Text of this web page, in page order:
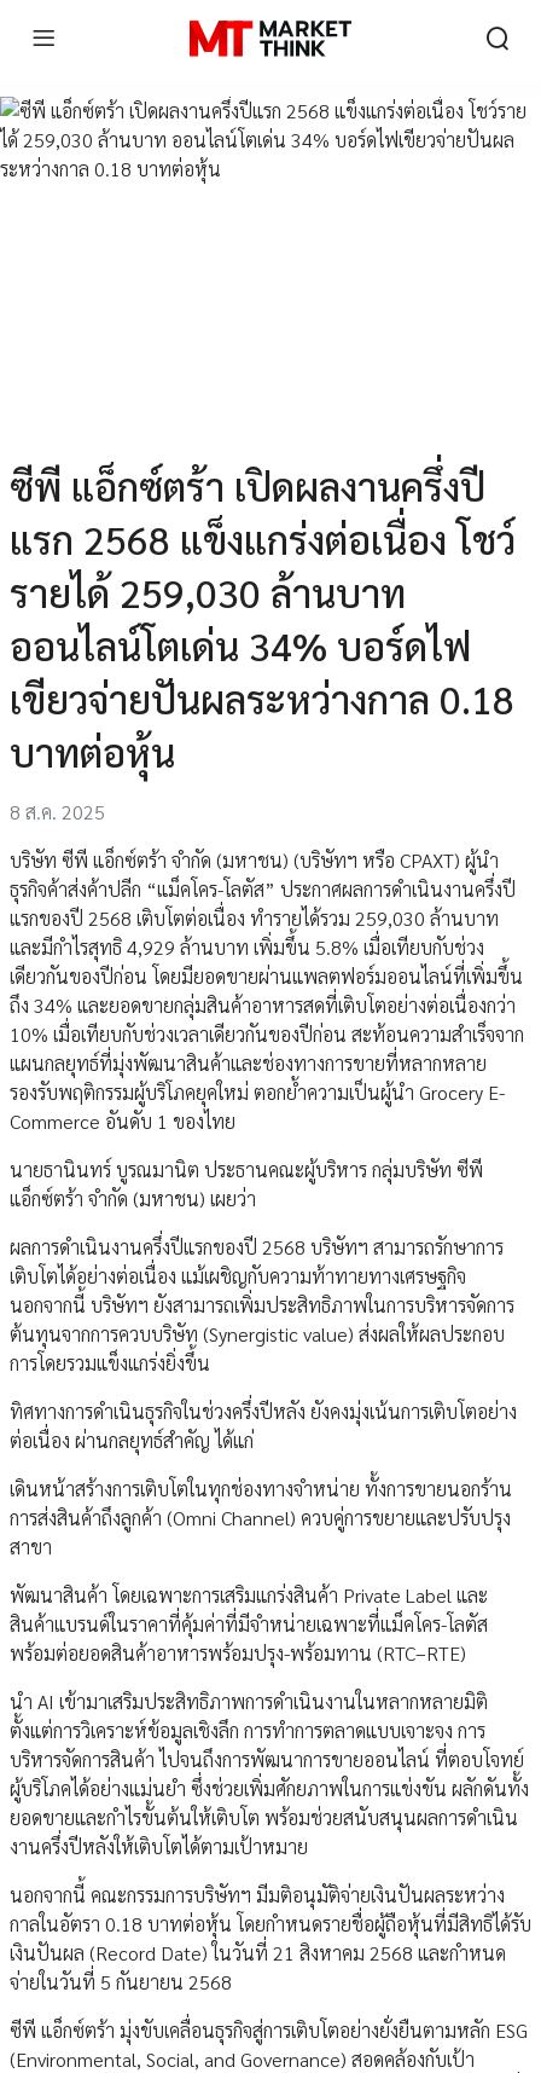
ซีพี แอ็กซ์ตร้า เปิดผลงานครึ่งปี
แรก 2568 แข็งแกร่งต่อเนื่อง โชว์
รายได้ 259,030 ล้านบาท
ออนไลน์โตเด่น 34% บอร์ดไฟ
เขียวจ่ายปันผลระหว่างกาล 0.18
บาทต่อหุ้น
8 ส.ค. 2025
บริษัท ซีพี แอ็กซ์ตร้า จำกัด (มหาชน) (บริษัทฯ หรือ CPAXT) ผู้นำ
ธุรกิจค้าส่งค้าปลีก “แม็คโคร-โลตัส” ประกาศผลการดำเนินงานครึ่งปี
แรกของปี 2568 เติบโตต่อเนื่อง ทำรายได้รวม 259,030 ล้านบาท
และมีกำไรสุทธิ 4,929 ล้านบาท เพิ่มขึ้น 5.8% เมื่อเทียบกับช่วง
เดียวกันของปีก่อน โดยมียอดขายผ่านแพลตฟอร์มออนไลน์ที่เพิ่มขึ้น
ถึง 34% และยอดขายกลุ่มสินค้าอาหารสดที่เติบโตอย่างต่อเนื่องกว่า
10% เมื่อเทียบกับช่วงเวลาเดียวกันของปีก่อน สะท้อนความสำเร็จจาก
แผนกลยุทธ์ที่มุ่งพัฒนาสินค้าและช่องทางการขายที่หลากหลาย
รองรับพฤติกรรมผู้บริโภคยุคใหม่ ตอกย้ำความเป็นผู้นำ Grocery E-
Commerce อันดับ 1 ของไทย
นายธานินทร์ บูรณมานิต ประธานคณะผู้บริหาร กลุ่มบริษัท ซีพี
แอ็กซ์ตร้า จำกัด (มหาชน) เผยว่า
ผลการดำเนินงานครึ่งปีแรกของปี 2568 บริษัทฯ สามารถรักษาการ
เติบโตได้อย่างต่อเนื่อง แม้เผชิญกับความท้าทายทางเศรษฐกิจ
นอกจากนี้ บริษัทฯ ยังสามารถเพิ่มประสิทธิภาพในการบริหารจัดการ
ต้นทุนจากการควบบริษัท (Synergistic value) ส่งผลให้ผลประกอบ
การโดยรวมแข็งแกร่งยิ่งขึ้น
ทิศทางการดำเนินธุรกิจในช่วงครึ่งปีหลัง ยังคงมุ่งเน้นการเติบโตอย่าง
ต่อเนื่อง ผ่านกลยุทธ์สำคัญ ได้แก่
เดินหน้าสร้างการเติบโตในทุกช่องทางจำหน่าย ทั้งการขายนอกร้าน
การส่งสินค้าถึงลูกค้า (Omni Channel) ควบคู่การขยายและปรับปรุง
สาขา
พัฒนาสินค้า โดยเฉพาะการเสริมแกร่งสินค้า Private Label และ
สินค้าแบรนด์ในราคาที่คุ้มค่าที่มีจำหน่ายเฉพาะที่แม็คโคร-โลตัส
พร้อมต่อยอดสินค้าอาหารพร้อมปรุง-พร้อมทาน (RTC–RTE)
นำ AI เข้ามาเสริมประสิทธิภาพการดำเนินงานในหลากหลายมิติ
ตั้งแต่การวิเคราะห์ข้อมูลเชิงลึก การทำการตลาดแบบเจาะจง การ
บริหารจัดการสินค้า ไปจนถึงการพัฒนาการขายออนไลน์ ที่ตอบโจทย์
ผู้บริโภคได้อย่างแม่นยำ ซึ่งช่วยเพิ่มศักยภาพในการแข่งขัน ผลักดันทั้ง
ยอดขายและกำไรขั้นต้นให้เติบโต พร้อมช่วยสนับสนุนผลการดำเนิน
งานครึ่งปีหลังให้เติบโตได้ตามเป้าหมาย
นอกจากนี้ คณะกรรมการบริษัทฯ มีมติอนุมัติจ่ายเงินปันผลระหว่าง
กาลในอัตรา 0.18 บาทต่อหุ้น โดยกำหนดรายชื่อผู้ถือหุ้นที่มีสิทธิได้รับ
เงินปันผล (Record Date) ในวันที่ 21 สิงหาคม 2568 และกำหนด
จ่ายในวันที่ 5 กันยายน 2568
ซีพี แอ็กซ์ตร้า มุ่งขับเคลื่อนธุรกิจสู่การเติบโตอย่างยั่งยืนตามหลัก ESG
(Environmental, Social, and Governance) สอดคล้องกับเป้า